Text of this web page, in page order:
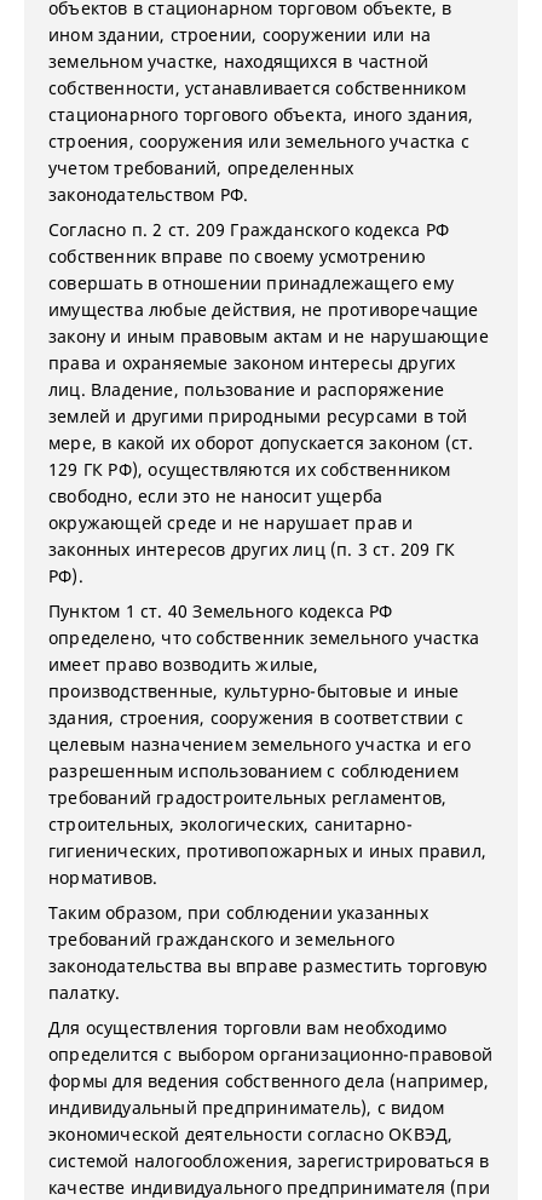
объектов в стационарном торговом объекте, в
ином здании, строении, сооружении или на
земельном участке, находящихся в частной
собственности, устанавливается собственником
стационарного торгового объекта, иного здания,
строения, сооружения или земельного участка с
учетом требований, определенных
законодательством РФ.
Согласно п. 2 ст. 209 Гражданского кодекса РФ
собственник вправе по своему усмотрению
совершать в отношении принадлежащего ему
имущества любые действия, не противоречащие
закону и иным правовым актам и не нарушающие
права и охраняемые законом интересы других
лиц. Владение, пользование и распоряжение
землей и другими природными ресурсами в той
мере, в какой их оборот допускается законом (ст.
129 ГК РФ), осуществляются их собственником
свободно, если это не наносит ущерба
окружающей среде и не нарушает прав и
законных интересов других лиц (п. 3 ст. 209 ГК
РФ).
Пунктом 1 ст. 40 Земельного кодекса РФ
определено, что собственник земельного участка
имеет право возводить жилые,
производственные, культурно-бытовые и иные
здания, строения, сооружения в соответствии с
целевым назначением земельного участка и его
разрешенным использованием с соблюдением
требований градостроительных регламентов,
строительных, экологических, санитарно-
гигиенических, противопожарных и иных правил,
нормативов.
Таким образом, при соблюдении указанных
требований гражданского и земельного
законодательства вы вправе разместить торговую
палатку.
Для осуществления торговли вам необходимо
определится с выбороморганизационно-правовой
формы для ведения собственного дела (например,
индивидуальный предприниматель), с видом
экономической деятельностисогласно ОКВЭД,
системой налогообложения,зарегистрироваться в
качестве индивидуального предпринимателя (при